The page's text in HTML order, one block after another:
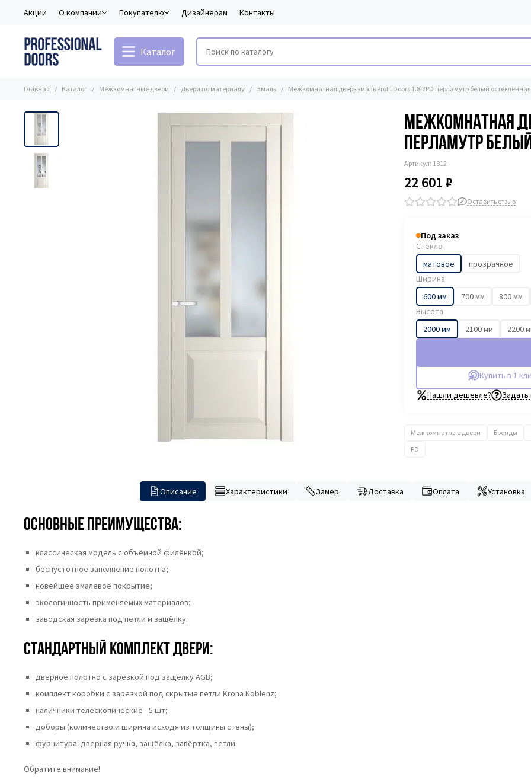
Акции О компании Покупателю Дизайнерам Контакты
Каталог
Главная Каталог Межкомнатные двери Двери по материалу Эмаль Межкомнатная дверь эмаль Profil Doors 1.8.2PD перламутр белый остеклённая
Межкомнатная
перламутр
Артикул: 1812
22 601 ₽
Оставить отзыв
Под заказ
Стекло
матовое
прозрачное
Ширина
600 мм
700 мм 800 мм
Высота
2000 мм
2100 мм 2200
Купить в 1
Нашли дешевле?
Задать
Межкомнатные двери Бренды
PD
Описание Характеристики Замер Доставка Оплата Установка
Основные преимущества:
классическая модель с объёмной филёнкой;
беспустотное заполнение полотна;
новейшее эмалевое покрытие;
экологичность применяемых материалов;
заводская зарезка под петли и защёлку.
Стандартный комплект двери:
дверное полотно с зарезкой под защёлку AGB;
комплект коробки с зарезкой под скрытые петли Krona Koblenz;
наличники телескопические - 5 шт;
доборы (количество и ширина исходя из толщины стены);
фурнитура: дверная ручка, защёлка, завёртка, петли.
Обратите внимание!